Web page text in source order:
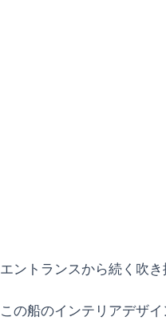
エントランスから続く吹
この船のインテリアデザ